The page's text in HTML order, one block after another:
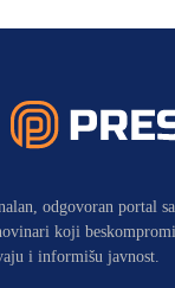
odgovoran portal
koji
i informišu javnost.